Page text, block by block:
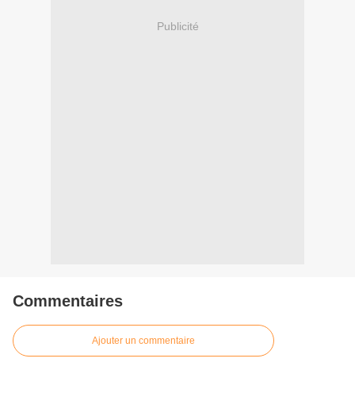
Publicité
Commentaires
Ajouter un commentaire